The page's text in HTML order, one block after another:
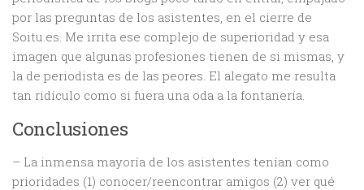
por las preguntas de los asistentes, en el cierre de
Soitu.es. Me irrita ese complejo de superioridad y esa
imagen que algunas profesiones tienen de si mismas, y
la de periodista es de las peores. El alegato me resulta
tan ridículo como si fuera una oda a la fontanería.
Conclusiones
– La inmensa mayoría de los asistentes tenían como
prioridades (1) conocer/reencontrar amigos (2) ver qué